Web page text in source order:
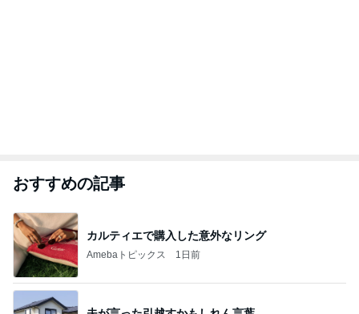
おすすめの記事
カルティエで購入した意外なリング
Amebaトピックス 1日前
夫が言った引越すかもしれん言葉